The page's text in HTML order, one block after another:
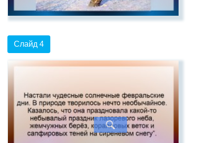
Слайд 4